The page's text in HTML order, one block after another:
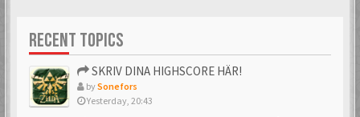
RECENT TOPICS
SKRIV DINA HIGHSCORE HÄR!
bySonefors
Yesterday, 20:43